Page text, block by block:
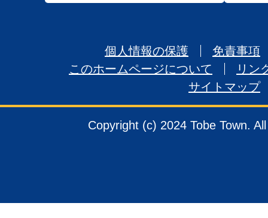
個人情報の保護
免責事項
このホームページについて
リン
サイトマップ
Copyright (c) 2024 Tobe Town.